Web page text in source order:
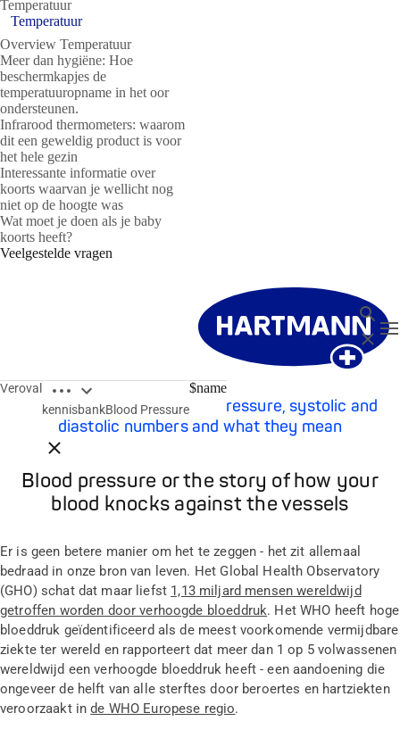
Temperatuur
Temperatuur
Overview Temperatuur
Meer dan hygiëne: Hoe
beschermkapjes de
temperatuuropname in het oor
ondersteunen.
Infrarood thermometers: waarom
dit een geweldig product is voor
het hele gezin
Interessante informatie over
koorts waarvan je wellicht nog
niet op de hoogte was
Wat moet je doen als je baby
koorts heeft?
Veelgestelde vragen
Zoeken
Sluit
Veroval Open breadcrumbs
Close breadcrumbs
kennisbankBlood Pressure
$name
Blood pressure or the story of how your
blood knocks against the vessels
Learn all about your blood pressure, systolic and
diastolic numbers and what they mean
Er is geen betere manier om het te zeggen - het zit allemaal
bedraad in onze bron van leven. Het Global Health Observatory
(GHO) schat dat maar liefst 1,13 miljard mensen wereldwijd
getroffen worden door verhoogde bloeddruk. Het WHO heeft hoge
bloeddruk geïdentificeerd als de meest voorkomende vermijdbare
ziekte ter wereld en rapporteert dat meer dan 1 op 5 volwassenen
wereldwijd een verhoogde bloeddruk heeft - een aandoening die
ongeveer de helft van alle sterftes door beroertes en hartziekten
veroorzaakt inde WHO Europese regio.